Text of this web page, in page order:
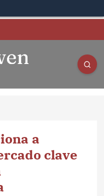
a
clave